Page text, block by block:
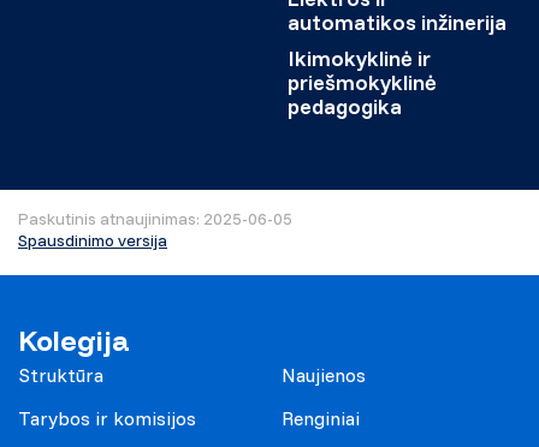
automatikos inžinerija
Ikimokyklinė ir
priešmokyklinė
pedagogika
Paskutinis atnaujinimas: 2025-06-05
Spausdinimo versija
Kolegija
Struktūra
Tarybos ir komisijos
Naujienos
Renginiai